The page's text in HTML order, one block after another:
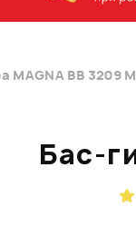
MAGNA BB 3209
Бас-